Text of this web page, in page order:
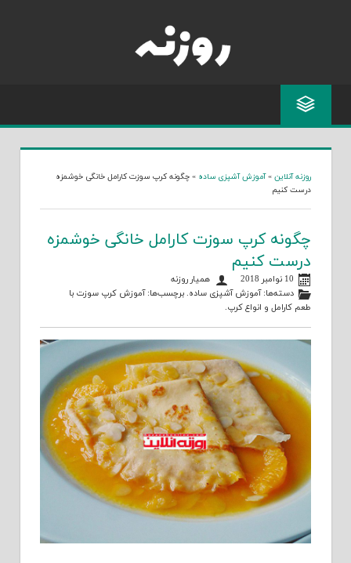
روزنه آنلاین »آموزش آشپزی ساده » چگونه کرپ سوزت کارامل خانگی خوشمزه
درست کنیم
چگونه کرپ سوزت کارامل خانگی خوشمزه
درست کنیم
10 نوامبر 2018
همیار روزنه
دسته‌ها:آموزش آشپزی ساده. برچسب‌ها:آموزش کرپ سوزت با
طعم کارامل و انواع کرپ.